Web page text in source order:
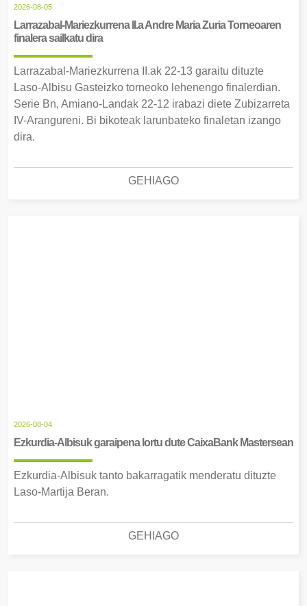
2026-08-05
Larrazabal-Mariezkurrena II.a Andre Maria Zuria Torneoaren
finalera sailkatu dira
Larrazabal-Mariezkurrena II.ak 22-13 garaitu dituzte
Laso-Albisu Gasteizko torneoko lehenengo finalerdian.
Serie Bn, Amiano-Landak 22-12 irabazi diete Zubizarreta
IV-Arangureni. Bi bikoteak larunbateko finaletan izango
dira.
GEHIAGO
2026-08-04
Ezkurdia-Albisuk garaipena lortu dute CaixaBank Mastersean
Ezkurdia-Albisuk tanto bakarragatik menderatu dituzte
Laso-Martija Beran.
GEHIAGO